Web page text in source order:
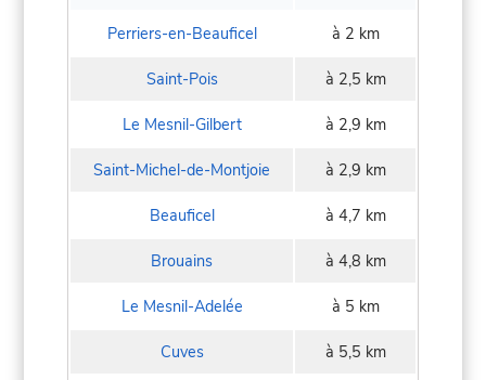
Perriers-en-Beauficel à 2 km
Saint-Pois à 2,5 km
Le Mesnil-Gilbert à 2,9 km
Saint-Michel-de-Montjoie à 2,9 km
Beauficel à 4,7 km
Brouains à 4,8 km
Le Mesnil-Adelée à 5 km
Cuves à 5,5 km